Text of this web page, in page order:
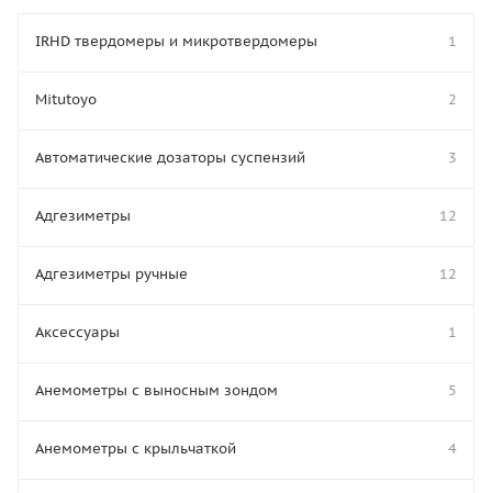
IRHD твердомеры и микротвердомеры 1
Mitutoyo 2
Автоматические дозаторы суспензий 3
Адгезиметры 12
Адгезиметры ручные 12
Аксессуары 1
Анемометры с выносным зондом 5
Анемометры с крыльчаткой 4